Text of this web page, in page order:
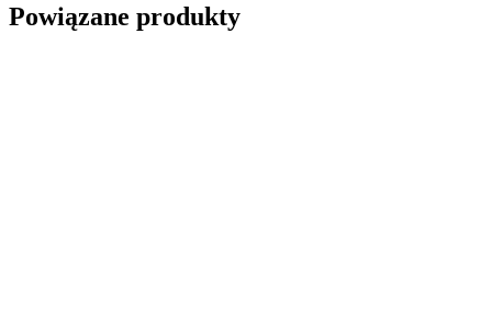
Powiązane produkty